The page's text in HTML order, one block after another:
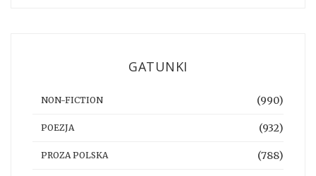
GATUNKI
NON-FICTION (990)
POEZJA (932)
PROZA POLSKA (788)